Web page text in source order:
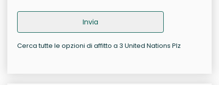
Invia
Cerca tutte le opzioni di affitto a 3 United Nations Plz